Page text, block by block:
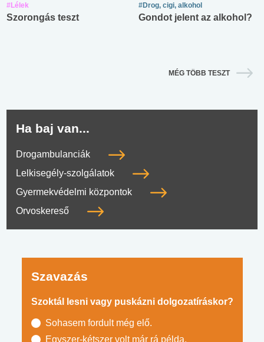
#Lélek
Szorongás teszt
#Drog, cigi, alkohol
Gondot jelent az alkohol?
MÉG TÖBB TESZT
Ha baj van...
Drogambulanciák
Lelkisegély-szolgálatok
Gyermekvédelmi központok
Orvoskereső
Szavazás
Szoktál lesni vagy puskázni dolgozatíráskor?
Sohasem fordult még elő.
Egyszer-kétszer volt már rá példa.